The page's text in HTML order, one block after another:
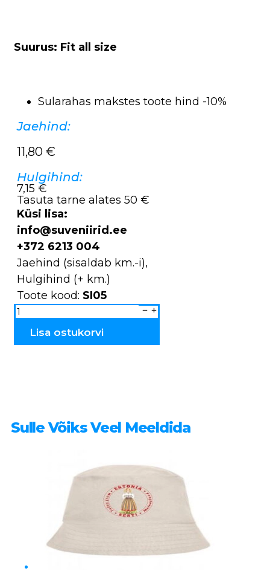
Suurus: Fit all size
Sularahas makstes toote hind -10%
Jaehind:
11,80 €
Hulgihind:
7,15 €
Tasuta tarne alates 50 €
Küsi lisa:
info@suveniirid.ee
+372 6213 004
Jaehind (sisaldab km.-i),
Hulgihind (+ km.)
Toote kood: SI05
Saunamüts
MEESTE
SI05
Lisa ostukorvi
Sulle Võiks Veel Meeldida